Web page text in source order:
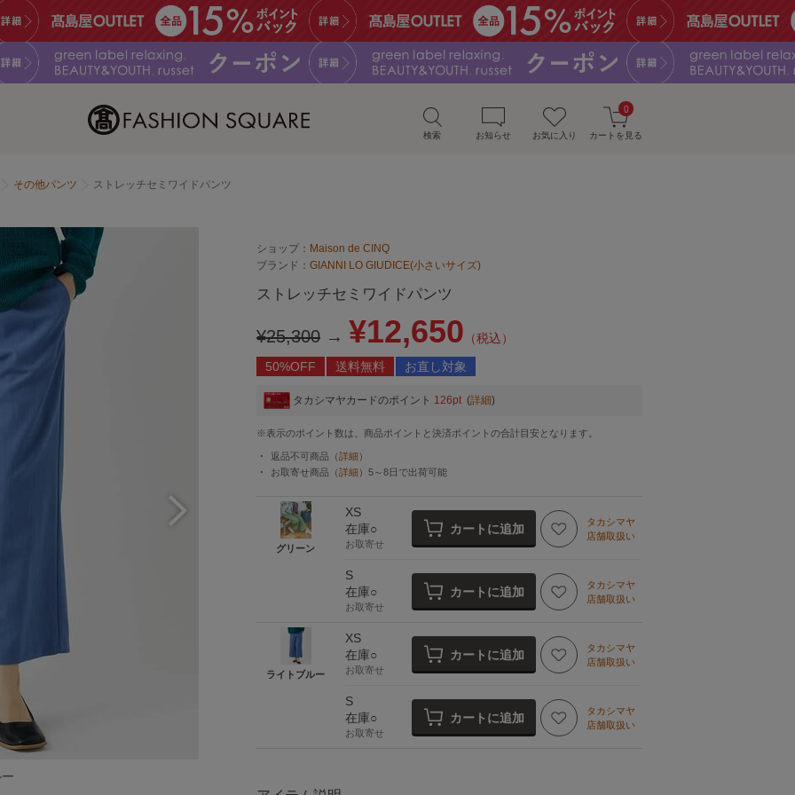
検索 お知らせ お気に入り カートを見る
0
その他パンツ ストレッチセミワイドパンツ
ショップ： Maison de CINQ
ブランド： GIANNI LO GIUDICE(小さいサイズ)
ストレッチセミワイドパンツ
¥25,300 → ¥12,650 （税込）
50%OFF
送料無料 お直し対象
タカシマヤカードのポイント 126pt (詳細)
※表示のポイント数は、商品ポイントと決済ポイントの合計目安となります。
返品不可商品 （詳細 ）
お取寄せ商品 （詳細 ） 5～8日 で出荷可能
グリーン
XS
在庫○
お取寄せ
カートに追加
タカシマヤ
店舗取扱い
S
在庫○
お取寄せ
カートに追加
タカシマヤ
店舗取扱い
ライトブルー
XS
在庫○
お取寄せ
カートに追加
タカシマヤ
店舗取扱い
S
在庫○
お取寄せ
カートに追加
タカシマヤ
店舗取扱い